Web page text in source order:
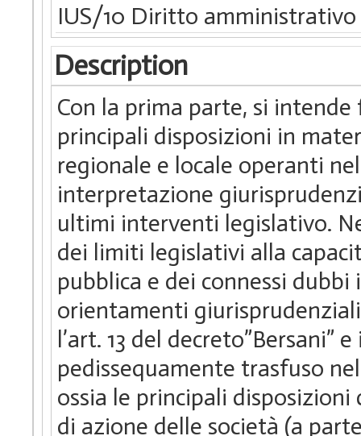
IUS/10 Diritto amministrativo
Description
Con la prima parte, si
principali disposizioni in
regionale e locale operanti
interpretazione
ultimi interventi legislativo.
dei limiti legislativi alla
pubblica e dei connessi
orientamenti
l’art. 13 del decreto”Bersani”
pedissequamente trasfuso nel
ossia le principali
di azione delle società (a